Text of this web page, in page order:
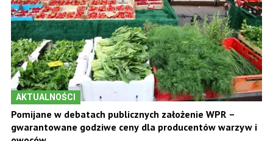
AKTUALNOŚCI
Pomijane w debatach publicznych założenie WPR –
gwarantowane godziwe ceny dla producentów warzyw i